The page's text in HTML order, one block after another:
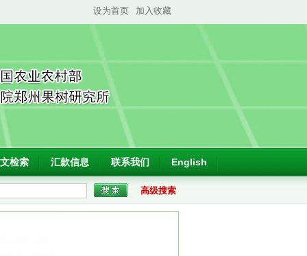
设为首页 加入收藏
检索 汇款信息 联系我们 English
高级搜索